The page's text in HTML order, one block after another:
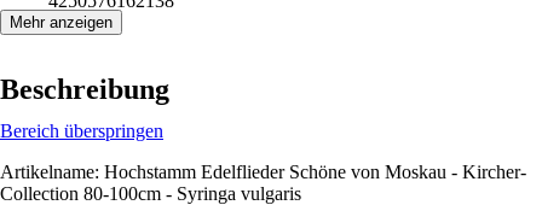
Mehr anzeigen
Beschreibung
Bereich überspringen
Artikelname: Hochstamm Edelflieder Schöne von Moskau - Kircher-
Collection 80-100cm - Syringa vulgaris